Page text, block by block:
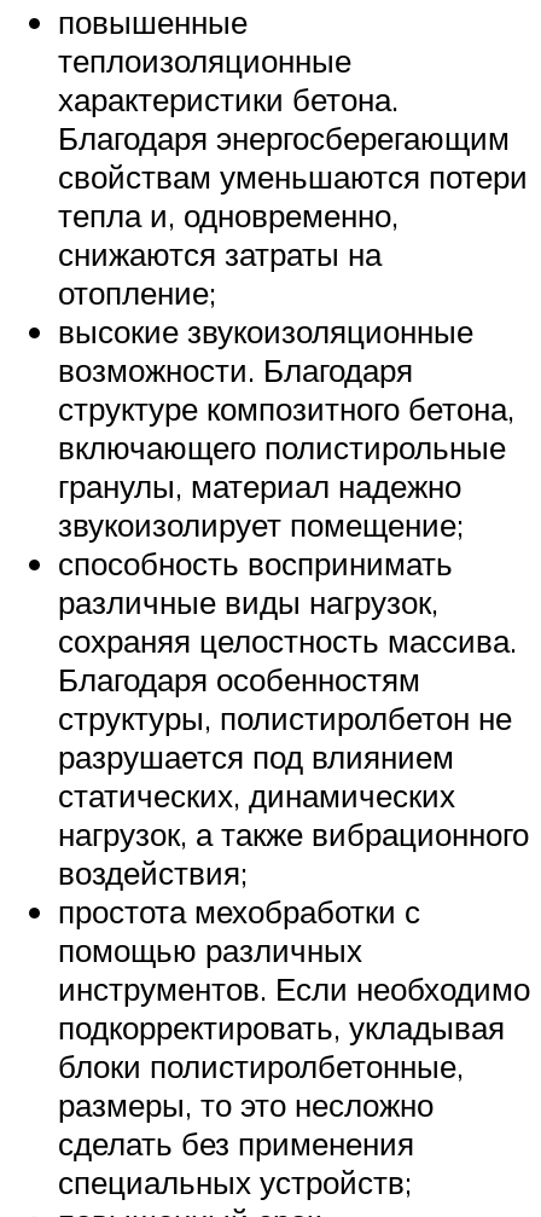
повышенные
теплоизоляционные
характеристики бетона.
Благодаря энергосберегающим
свойствам уменьшаются потери
тепла и, одновременно,
снижаются затраты на
отопление;
высокие звукоизоляционные
возможности. Благодаря
структуре композитного бетона,
включающего полистирольные
гранулы, материал надежно
звукоизолирует помещение;
способность воспринимать
различные виды нагрузок,
сохраняя целостность массива.
Благодаря особенностям
структуры, полистиролбетон не
разрушается под влиянием
статических, динамических
нагрузок, а также вибрационного
воздействия;
простота мехобработки с
помощью различных
инструментов. Если необходимо
подкорректировать, укладывая
блоки полистиролбетонные,
размеры, то это несложно
сделать без применения
специальных устройств;